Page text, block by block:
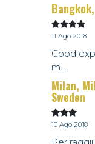
11 Ago 2018
Good
m...
Milan,
Sweden
10 Ago 2018